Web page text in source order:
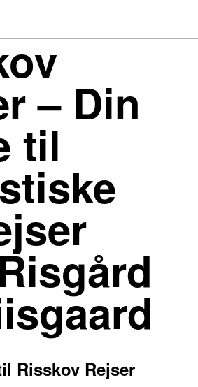
– Din
til
Risskov Rejser